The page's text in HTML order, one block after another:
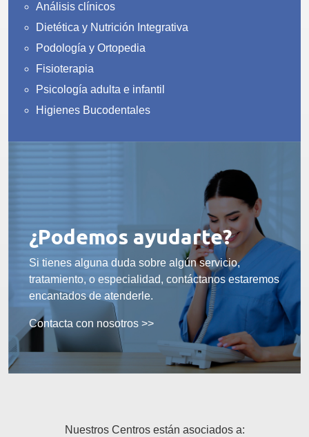
Análisis clínicos
Dietética y Nutrición Integrativa
Podología y Ortopedia
Fisioterapia
Psicología adulta e infantil
Higienes Bucodentales
¿Podemos ayudarte?
Si tienes alguna duda sobre algún servicio,
tratamiento, o especialidad, contáctanos estaremos
encantados de atenderle.
Contacta con nosotros >>
Nuestros Centros están asociados a: